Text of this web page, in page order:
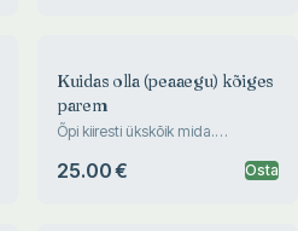
Kuidas olla (peaaegu) kõiges
parem
Õpi kiiresti ükskõik mida.
Domineeri
25.00 € Osta